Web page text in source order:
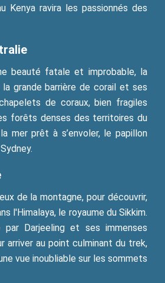
Kenya ravira les passionnés des
beauté fatale et improbable, la
la grande barrière de corail et ses
de coraux, bien fragiles
forêts denses des territoires du
mer prêt à s’envoler, le papillon
de la montagne, pour découvrir,
l'Himalaya, le royaume du Sikkim.
par Darjeeling et ses immenses
arriver au point culminant du trek,
vue inoubliable sur les sommets